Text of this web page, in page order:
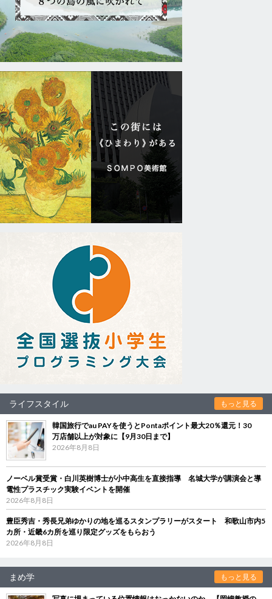
ライフスタイル もっと見る
韓国旅行でau PAYを使うとPontaポイント最大20％還元！30
万店舗以上が対象に【9月30日まで】
2026年8月8日
ノーベル賞受賞・白川英樹博士が小中高生を直接指導 名城大学が講演会と導
電性プラスチック実験イベントを開催
2026年8月8日
豊臣秀吉・秀長兄弟ゆかりの地を巡るスタンプラリーがスタート 和歌山市内5
カ所・近畿6カ所を巡り限定グッズをもらおう
2026年8月8日
まめ学 もっと見る